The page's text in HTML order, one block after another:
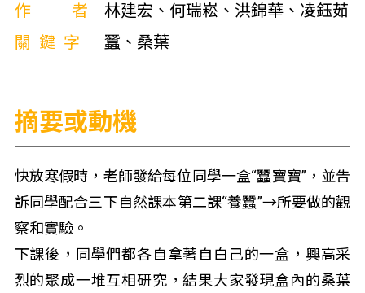
作者
林建宏、何瑞崧、洪錦華、凌鈺茹
關鍵字
蠶、桑葉
摘要或動機
快放寒假時，老師發給每位同學一盒“蠶寶寶”，並告
訴同學配合三下自然課本第二課“養蠶”→所要做的觀
察和實驗。
下課後，同學們都各自拿著自白己的一盒，興高采
烈的聚成一堆互相研究，結果大家發現盒內的桑葉